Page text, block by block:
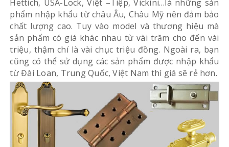
Hettich, USA-Lock, Việt –Tiệp, Vickini…là những sản
phẩm nhập khẩu từ châu Âu, Châu Mỹ nên đảm bảo
chất lượng cao. Tuy vào model và thương hiệu mà
sản phẩm có giá khác nhau từ vài trăm cho đến vài
triệu, thậm chí là vài chục triệu đồng. Ngoài ra, bạn
cũng có thể sử dụng các sản phẩm được nhập khẩu
từ Đài Loan, Trung Quốc, Việt Nam thì giá sẽ rẻ hơn.